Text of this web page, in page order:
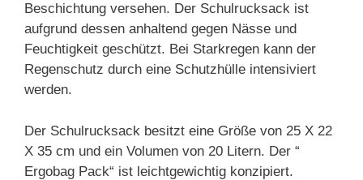
Beschichtung versehen. Der Schulrucksack ist
aufgrund dessen anhaltend gegen Nässe und
Feuchtigkeit geschützt. Bei Starkregen kann der
Regenschutz durch eine Schutzhülle intensiviert
werden.
Der Schulrucksack besitzt eine Größe von 25 X 22
X 35 cm und ein Volumen von 20 Litern. Der “
Ergobag Pack“ ist leichtgewichtig konzipiert.